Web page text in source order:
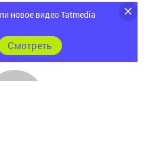
новое видео Tatmedia
Cмотреть